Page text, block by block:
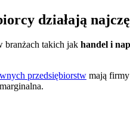
działają
branżach takich jak handel i
przedsiębiorstw mają